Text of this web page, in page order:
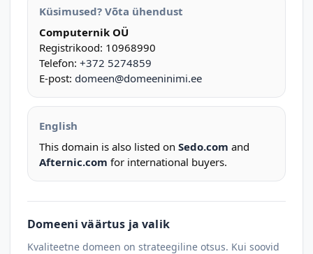
Küsimused? Võta ühendust
Computernik OÜ
Registrikood: 10968990
Telefon: +372 5274859
E-post: domeen@domeeninimi.ee
English
This domain is also listed on Sedo.com and
Afternic.com for international buyers.
Domeeni väärtus ja valik
Kvaliteetne domeen on strateegiline otsus. Kui soovid